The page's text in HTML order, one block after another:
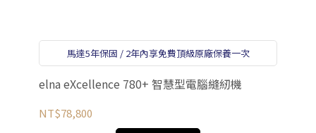
馬達5年保固 / 2年內享免費頂級原廠保養一次
elna eXcellence 780+ 智慧型電腦縫紉機
NT$78,800